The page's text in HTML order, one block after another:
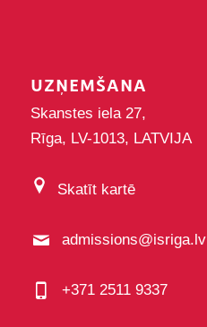
UZŅEMŠANA
Skanstes iela 27,
Rīga, LV-1013, LATVIJA
Skatīt kartē
admissions@isriga.lv
+371 2511 9337